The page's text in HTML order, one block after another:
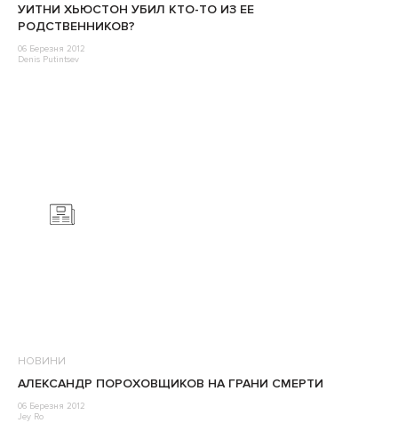
УИТНИ ХЬЮСТОН УБИЛ КТО-ТО ИЗ ЕЕ
РОДСТВЕННИКОВ?
06 Березня 2012
Denis Putintsev
НОВИНИ
АЛЕКСАНДР ПОРОХОВЩИКОВ НА ГРАНИ СМЕРТИ
06 Березня 2012
Jey Ro